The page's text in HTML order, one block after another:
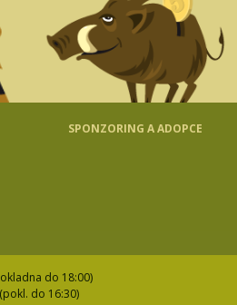
SPONZORING A ADOPCE
do 18:00)
(pokl. do 16:30)